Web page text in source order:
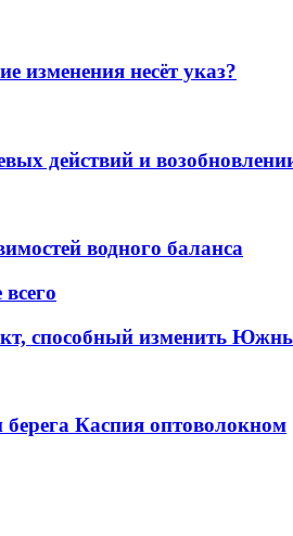
изменения несёт указ?
действий и
водного баланса
способный изменить
Каспия оптоволокном